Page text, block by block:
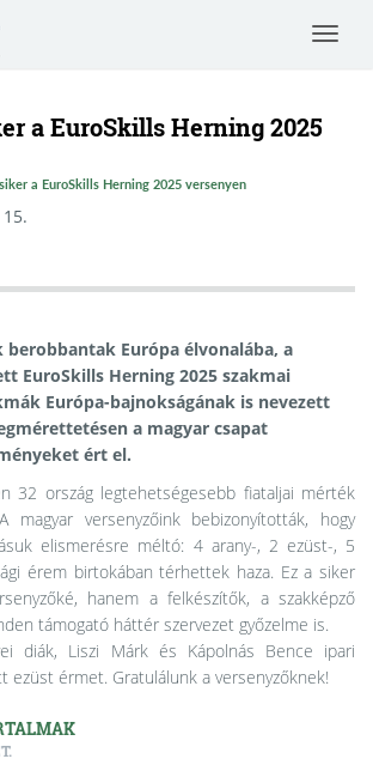
Toggle
a EuroSkills Herning 2025
a EuroSkills Herning 2025 versenyen
Európa élvonalába, a
EuroSkills Herning 2025 szakmai
Európa-bajnokságának is nevezett
a magyar csapat
ért el.
32 ország legtehetségesebb fiataljai mérték
magyar versenyzőink bebizonyították, hogy
elismerésre méltó: 4 arany-, 2 ezüst-, 5
érem birtokában térhettek haza. Ez a siker
hanem a felkészítők, a szakképző
támogató háttér szervezet győzelme is.
diák, Liszi Márk és Kápolnás Bence ipari
ezüst érmet. Gratulálunk a versenyzőknek!